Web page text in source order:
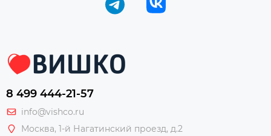
8 499 444-21-57
info@vishco.ru
Москва, 1-й Нагатинский проезд, д.2